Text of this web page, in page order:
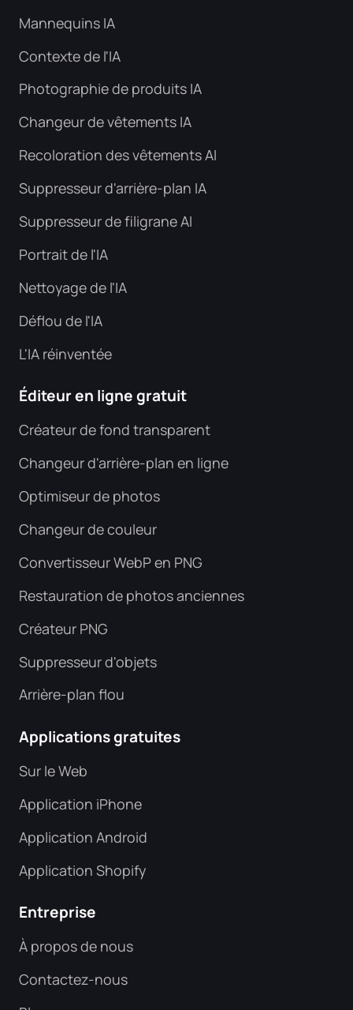
Mannequins IA
Contexte de l'IA
Photographie de produits IA
Changeur de vêtements IA
Recoloration des vêtements AI
Suppresseur d'arrière-plan IA
Suppresseur de filigrane AI
Portrait de l'IA
Nettoyage de l'IA
Déflou de l'IA
L'IA réinventée
Éditeur en ligne gratuit
Créateur de fond transparent
Changeur d'arrière-plan en ligne
Optimiseur de photos
Changeur de couleur
Convertisseur WebP en PNG
Restauration de photos anciennes
Créateur PNG
Suppresseur d'objets
Arrière-plan flou
Applications gratuites
Sur le Web
Application iPhone
Application Android
Application Shopify
Entreprise
À propos de nous
Contactez-nous